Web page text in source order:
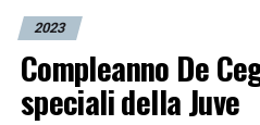
2023
Compleanno De
speciali della Juve